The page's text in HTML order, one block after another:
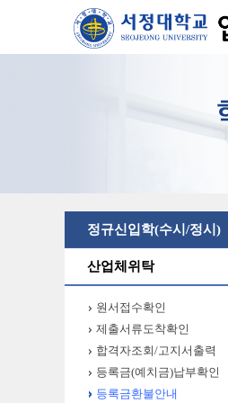
정규신입학(수시/정시)
산업체위탁
원서접수확인
제출서류도착확인
합격자조회/고지서출력
등록금(예치금)납부확인
등록금환불안내